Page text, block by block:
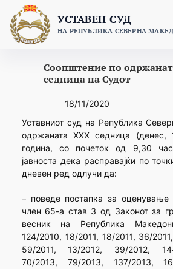
content
УСТАВЕН СУД
НА РЕПУБЛИКА СЕВЕРНА
Соопштение по
седница на Судот
18/11/2020
Уставниот суд на Република
одржаната XХX седница (денес,
година, со почеток од 9,30
јавноста дека расправајќи по
дневен ред одлучи да:
– поведе постапка за оценување
член 65-а став 3 од Законот за
весник на Република
124/2010, 18/2011, 18/2011, 36/
59/2011, 13/2012, 39/2012,
70/2013, 79/2013, 137/2013,